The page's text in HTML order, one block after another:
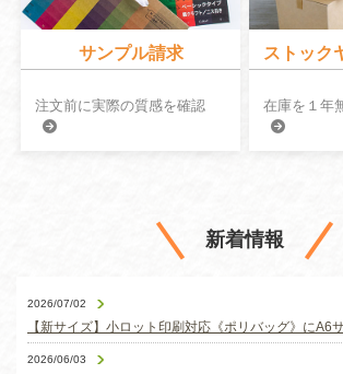
サンプル請求
注文前に実際の質感を確認
ストック
在庫を１年
新着情報